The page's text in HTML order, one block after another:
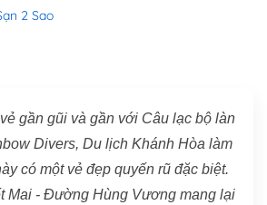
2 Sao
gần gũi và gần với Câu lạc bộ làn
Divers, Du lịch Khánh Hòa làm
có một vẻ đẹp quyến rũ đặc biệt.
Mai - Đường Hùng Vương mang lại